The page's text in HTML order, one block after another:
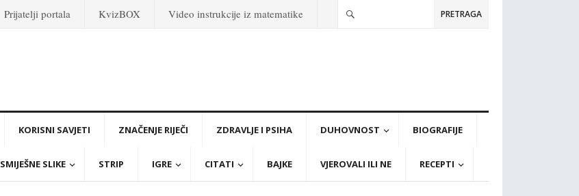
Prijatelji portala KvizBOX Video instrukcije iz matematike PRETRAGA
KORISNI SAVJETI ZNAČENJE RIJEČI ZDRAVLJE I PSIHA DUHOVNOST BIOGRAFIJE
SMIJEŠNE SLIKE STRIP IGRE CITATI BAJKE VJEROVALI ILI NE RECEPTI